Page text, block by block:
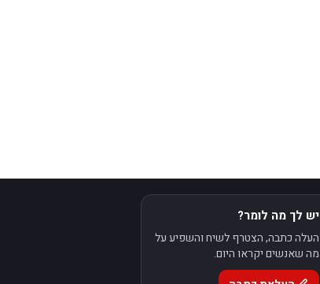
יש לך מה לומר?
העלה כתבה, הצטרף לשיח והשפיע על
מה שאנשים יקראו היום.